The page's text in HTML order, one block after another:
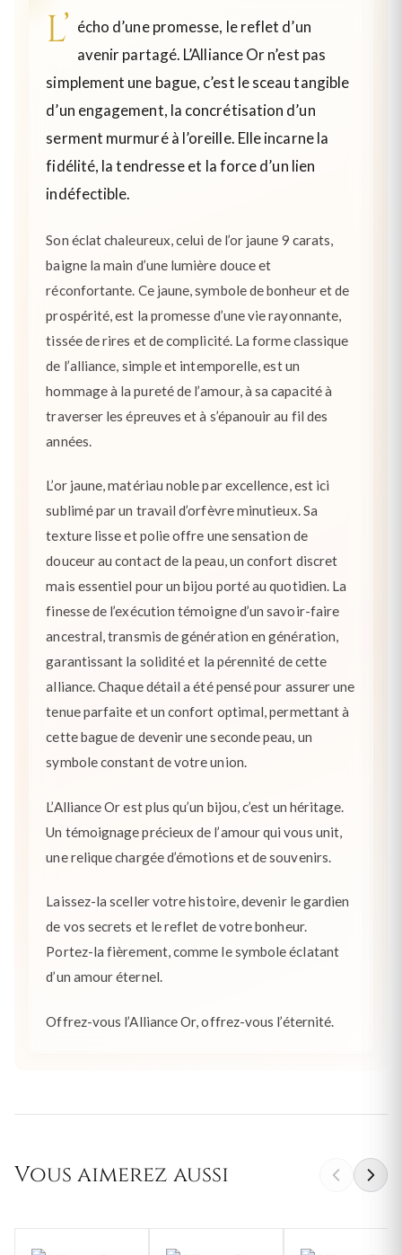
L’ écho d’une promesse, le reflet d’un
avenir partagé. L’Alliance Or n’est pas
simplement une bague, c’est le sceau tangible
d’un engagement, la concrétisation d’un
serment murmuré à l’oreille. Elle incarne la
fidélité, la tendresse et la force d’un lien
indéfectible.
Son éclat chaleureux, celui de l’or jaune 9 carats,
baigne la main d’une lumière douce et
réconfortante. Ce jaune, symbole de bonheur et de
prospérité, est la promesse d’une vie rayonnante,
tissée de rires et de complicité. La forme classique
de l’alliance, simple et intemporelle, est un
hommage à la pureté de l’amour, à sa capacité à
traverser les épreuves et à s’épanouir au fil des
années.
L’or jaune, matériau noble par excellence, est ici
sublimé par un travail d’orfèvre minutieux. Sa
texture lisse et polie offre une sensation de
douceur au contact de la peau, un confort discret
mais essentiel pour un bijou porté au quotidien. La
finesse de l’exécution témoigne d’un savoir-faire
ancestral, transmis de génération en génération,
garantissant la solidité et la pérennité de cette
alliance. Chaque détail a été pensé pour assurer une
tenue parfaite et un confort optimal, permettant à
cette bague de devenir une seconde peau, un
symbole constant de votre union.
L’Alliance Or est plus qu’un bijou, c’est un héritage.
Un témoignage précieux de l’amour qui vous unit,
une relique chargée d’émotions et de souvenirs.
Laissez-la sceller votre histoire, devenir le gardien
de vos secrets et le reflet de votre bonheur.
Portez-la fièrement, comme le symbole éclatant
d’un amour éternel.
Offrez-vous l’Alliance Or, offrez-vous l’éternité.
Vous aimerez aussi